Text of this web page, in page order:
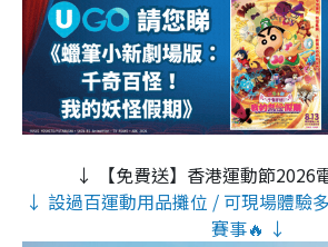
↓ 【免費送】香港運動節2026
↓ 設過百運動用品攤位 / 可現場體驗
賽事🔥 ↓